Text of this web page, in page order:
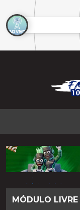
MÓDULO LIVRE